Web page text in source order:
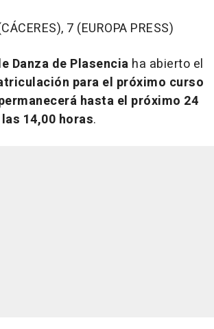
7 (EUROPA PRESS)
Danza de Plasencia ha abierto el
para el próximo curso
hasta el próximo 24
14,00 horas.